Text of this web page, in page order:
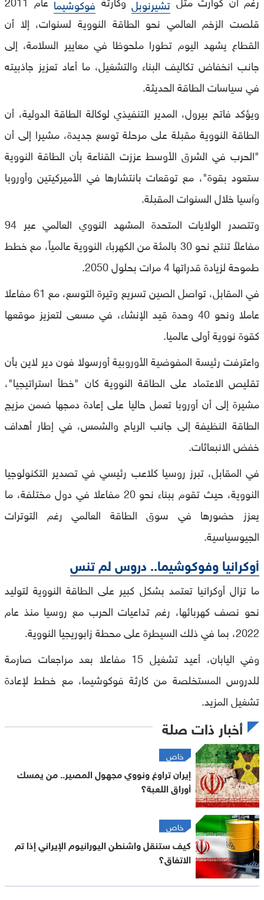
تشيرنوبل فوكوشيما
قلصت الزخم العالمي نحو الطاقة النووية لسنوات، إلا أن
القطاع يشهد اليوم تطورا ملحوظا في معايير السلامة، إلى
جانب انخفاض تكاليف البناء والتشغيل، ما أعاد تعزيز جاذبيته
في سياسات الطاقة الحديثة.
ويؤكد فاتح بيرول، المدير التنفيذي لوكالة الطاقة الدولية، أن
الطاقة النووية مقبلة على مرحلة توسع جديدة، مشيرا إلى أن
"الحرب في الشرق الأوسط عززت القناعة بأن الطاقة النووية
ستعود بقوة"، مع توقعات بانتشارها في الأميركيتين وأوروبا
وآسيا خلال السنوات المقبلة.
وتتصدر الولايات المتحدة المشهد النووي العالمي عبر 94
مفاعلاً تنتج نحو 30 بالمئة من الكهرباء النووية عالمياً، مع خطط
طموحة لزيادة قدراتها 4 مرات بحلول 2050.
في المقابل، تواصل الصين تسريع وتيرة التوسع، مع 61 مفاعلا
عاملا ونحو 40 وحدة قيد الإنشاء، في مسعى لتعزيز موقعها
كقوة نووية أولى عالميا.
واعترفت رئيسة المفوضية الأوروبية أورسولا فون دير لاين بأن
تقليص الاعتماد على الطاقة النووية كان "خطأ استراتيجيا"،
مشيرة إلى أن أوروبا تعمل حاليا على إعادة دمجها ضمن مزيج
الطاقة النظيفة إلى جانب الرياح والشمس، في إطار أهداف
خفض الانبعاثات.
في المقابل، تبرز روسيا كلاعب رئيسي في تصدير التكنولوجيا
النووية، حيث تقوم ببناء نحو 20 مفاعلا في دول مختلفة، ما
يعزز حضورها في سوق الطاقة العالمي رغم التوترات
الجيوسياسية.
أوكرانيا وفوكوشيما.. دروس لم تنس
ما تزال أوكرانيا تعتمد بشكل كبير على الطاقة النووية لتوليد
نحو نصف كهربائها، رغم تداعيات الحرب مع روسيا منذ عام
2022، بما في ذلك السيطرة على محطة زابوريجيا النووية.
وفي اليابان، أعيد تشغيل 15 مفاعلا بعد مراجعات صارمة
للدروس المستخلصة من كارثة فوكوشيما، مع خطط لإعادة
تشغيل المزيد.
أخبار ذات صلة
خاص
إيران تراوغ ونووي مجهول المصير.. من يمسك
أوراق اللعبة؟
خاص
كيف ستنقل واشنطن اليورانيوم الإيراني إذا تم
الاتفاق؟